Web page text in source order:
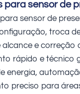
para sensor de
sensor de
troca
alcance e correção
rápido e técnico
energia,
preciso para